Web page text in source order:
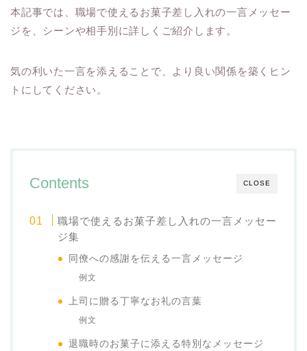
本記事では、職場で使えるお菓子差し入れの一言メッセー
ジを、シーンや相手別に詳しくご紹介します。
気の利いた一言を添えることで、より良い関係を築くヒン
トにしてください。
CLOSE
Contents
職場で使えるお菓子差し入れの一言メッセー
ジ集
同僚への感謝を伝える一言メッセージ
例文
上司に贈る丁寧なお礼の言葉
例文
退職時のお菓子に添える特別なメッセージ